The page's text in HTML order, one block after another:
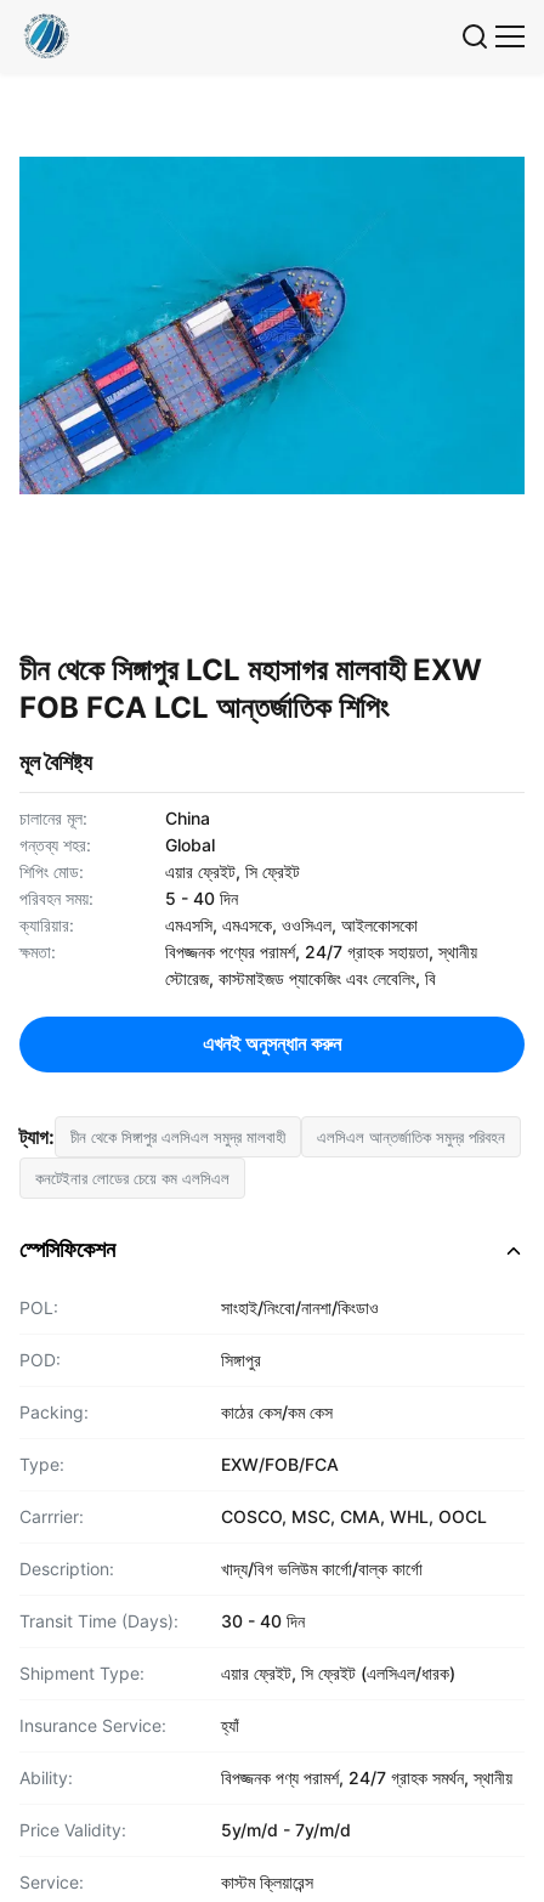
চীন থেকে সিঙ্গাপুর LCL মহাসাগর মালবাহী EXW
FOB FCA LCL আন্তর্জাতিক শিপিং
মূল বৈশিষ্ট্য
চালানের মূল:
China
গন্তব্য শহর:
Global
শিপিং মোড:
এয়ার ফ্রেইট, সি ফ্রেইট
পরিবহন সময়:
5 - 40 দিন
ক্যারিয়ার:
এমএসসি, এমএসকে, ওওসিএল, আইলকোসকো
ক্ষমতা:
বিপজ্জনক পণ্যের পরামর্শ, 24/7 গ্রাহক সহায়তা, স্থানীয়
স্টোরেজ, কাস্টমাইজড প্যাকেজিং এবং লেবেলিং, বি
এখনই অনুসন্ধান করুন
ট্যাগ: চীন থেকে সিঙ্গাপুর এলসিএল সমুদ্র মালবাহী এলসিএল আন্তর্জাতিক সমুদ্র পরিবহন
কনটেইনার লোডের চেয়ে কম এলসিএল
স্পেসিফিকেশন
POL: সাংহাই/নিংবো/নানশা/কিংডাও
POD: সিঙ্গাপুর
Packing: কাঠের কেস/কম কেস
Type: EXW/FOB/FCA
Carrrier: COSCO, MSC, CMA, WHL, OOCL
Description: খাদ্য/বিগ ভলিউম কার্গো/বাল্ক কার্গো
Transit Time (Days): 30 - 40 দিন
Shipment Type: এয়ার ফ্রেইট, সি ফ্রেইট (এলসিএল/ধারক)
Insurance Service: হ্যাঁ
Ability: বিপজ্জনক পণ্য পরামর্শ, 24/7 গ্রাহক সমর্থন, স্থানীয়
Price Validity: 5y/m/d - 7y/m/d
Service: কাস্টম ক্লিয়ারেন্স